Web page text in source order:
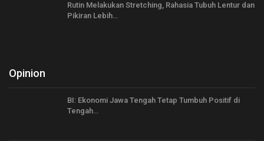
Rutin Melakukan Stretching, Rahasia Tubuh Lentur dan
Pikiran Lebih…
Opinion
BI: Ekonomi Jawa Tengah Tetap Tumbuh Positif di
Tengah…